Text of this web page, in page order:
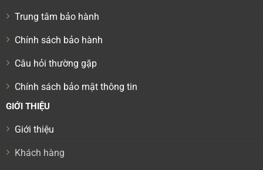
Trung tâm bảo hành
Chính sách bảo hành
Câu hỏi thường gặp
Chính sách bảo mật thông tin
GIỚI THIỆU
Giới thiệu
Khách hàng